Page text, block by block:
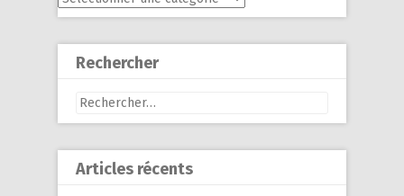
Rechercher
Rechercher :
Articles récents